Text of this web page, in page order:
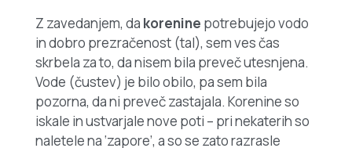
Z zavedanjem, da korenine potrebujejo vodo
in dobro prezračenost (tal), sem ves čas
skrbela za to, da nisem bila preveč utesnjena.
Vode (čustev) je bilo obilo, pa sem bila
pozorna, da ni preveč zastajala. Korenine so
iskale in ustvarjale nove poti – pri nekaterih so
naletele na ‘zapore’, a so se zato razrasle